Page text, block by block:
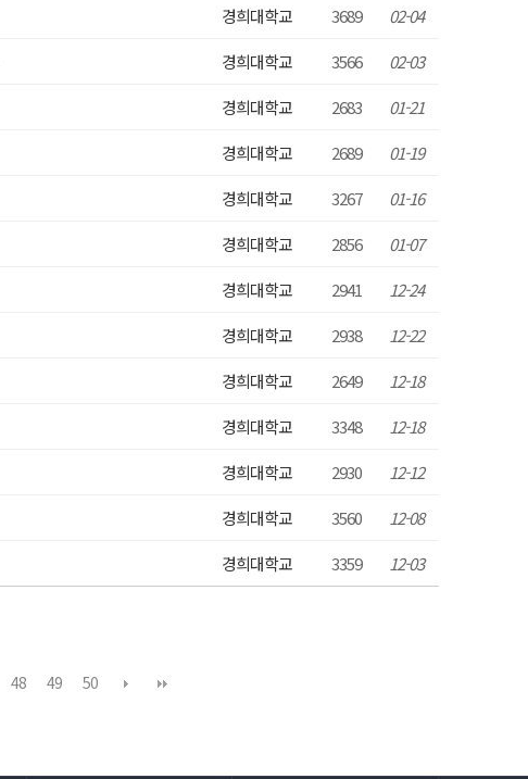
경희대학교 3689
02-04
경희대학교 3566
02-03
경희대학교 2683
01-21
경희대학교 2689
01-19
경희대학교 3267
01-16
경희대학교 2856
01-07
경희대학교 2941
12-24
경희대학교 2938
12-22
경희대학교 2649
12-18
경희대학교 3348
12-18
경희대학교 2930
12-12
경희대학교 3560
12-08
경희대학교 3359 12-03
48 49 50